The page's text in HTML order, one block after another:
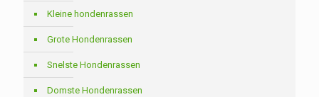
Kleine hondenrassen
Grote Hondenrassen
Snelste Hondenrassen
Domste Hondenrassen